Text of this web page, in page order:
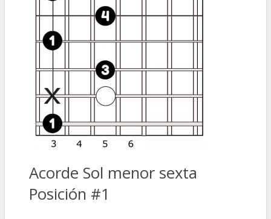
Acorde Sol menor sexta
Posición #1